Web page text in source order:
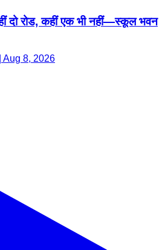
दो रोड, कहीं एक भी नहीं—स्कूल भवन
Aug 8, 2026